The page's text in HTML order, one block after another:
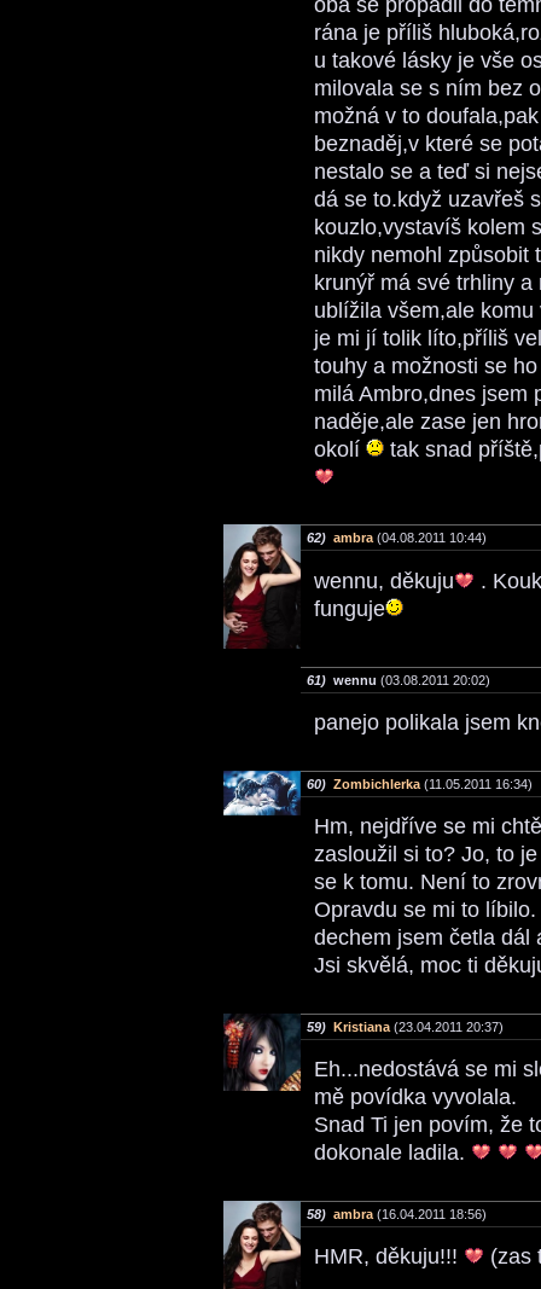
rána je příliš
u takové lásky je vše
milovala se s ním bez
možná v to
beznaděj,v které se
nestalo se a teď si
dá se to.když uzavřeš
kouzlo,vystavíš kolem
nikdy nemohl způsobit
krunýř má své trhliny
ublížila všem,ale
je mi jí tolik líto,příliš
touhy a možnosti se
milá Ambro,dnes jsem
naděje,ale zase jen
okolí
tak snad
62) ambra (04.08.2011 10:44)
wennu, děkuju
.
funguje
61) wennu (03.08.2011 20:02)
panejo polikala jsem
60) Zombichlerka (11.05.2011 16:34)
Hm, nejdříve se mi
zasloužil si to? Jo, to
se k tomu. Není to
Opravdu se mi to
dechem jsem četla dál
Jsi skvělá, moc ti
59) Kristiana (23.04.2011 20:37)
Eh...nedostává se mi
mě povídka vyvolala.
Snad Ti jen povím, že
dokonale ladila.
58) ambra (16.04.2011 18:56)
HMR, děkuju!!! (zas